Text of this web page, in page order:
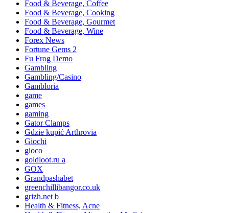
Food & Beverage, Coffee
Food & Beverage, Cooking
Food & Beverage, Gourmet
Food & Beverage, Wine
Forex News
Fortune Gems 2
Fu Frog Demo
Gambling
Gambling/Casino
Gambloria
game
games
gaming
Gator Clamps
Gdzie kupić Arthrovia
Giochi
gioco
goldloot.ru a
GOX
Grandpashabet
greenchillibangor.co.uk
grizh.net b
Health & Fitness, Acne